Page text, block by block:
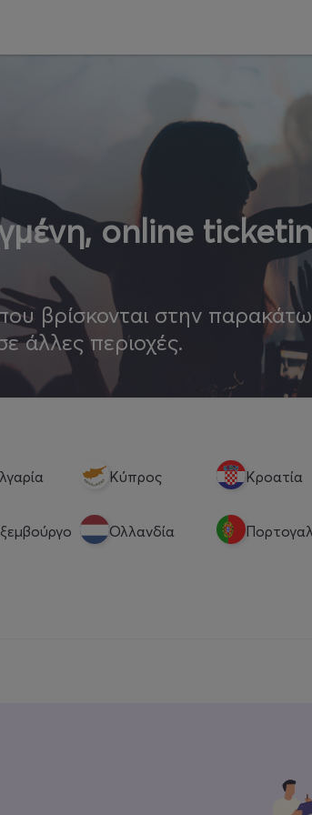
online
βρίσκονται στην παρακάτω
άλλες περιοχές.
Κύπρος Κροατία
Ολλανδία